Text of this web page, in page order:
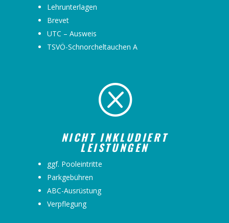
Lehrunterlagen
Brevet
UTC – Ausweis
TSVÖ-Schnorcheltauchen A
Q
NICHT INKLUDIERT
LEISTUNGEN
ggf. Pooleintritte
Parkgebühren
ABC-Ausrüstung
Verpflegung